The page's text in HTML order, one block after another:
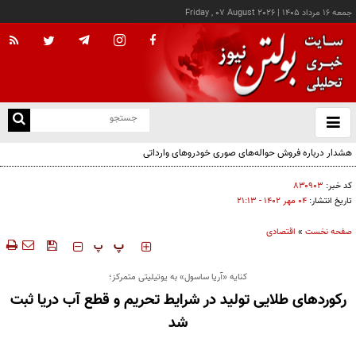
جمعه ۱۶ مرداد ۱۴۰۵ |
Friday , 07 August 2026
باز
و
هشدار درباره فروش حواله‌های صوری خودروهای وارداتی
کد خبر: ۸۳۰۹۰۳
تاریخ انتشار: ۰۴ مهر ۱۴۰۲ - ۲۱:۱۳
صفحه نخست » اقتصادی
‍‍‍ پ پ
کنایه «آریا ساسول» به یوتیلیتی متمرکز؛
رکوردهای طلایی تولید در شرایط تحریم و قطع آب دریا ثبت
شد